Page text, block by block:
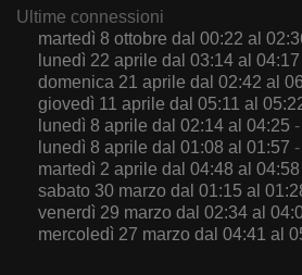
Ultime connessioni
martedì 8 ottobre dal 00:22 al
lunedì 22 aprile dal 03:14 al 04:17
domenica 21 aprile dal 02:42 al
giovedì 11 aprile dal 05:11 al
lunedì 8 aprile dal 02:14 al 04:25
lunedì 8 aprile dal 01:08 al 01:57
martedì 2 aprile dal 04:48 al 04:58
sabato 30 marzo dal 01:15 al
venerdì 29 marzo dal 02:34 al
mercoledì 27 marzo dal 04:41 al